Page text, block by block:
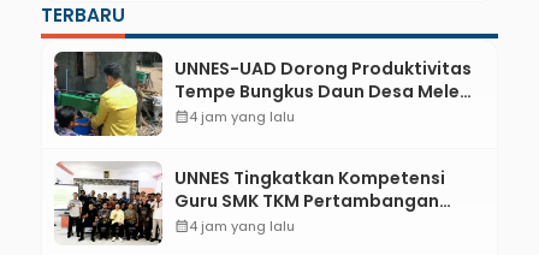
TERBARU
UNNES-UAD Dorong Produktivitas
Tempe Bungkus Daun Desa Meles,
Bantu Mesin dan Pendampingan
calendar_month4 jam yang lalu
UNNES Tingkatkan Kompetensi
Guru SMK TKM Pertambangan
Kebumen melalui Desain Green
calendar_month4 jam yang lalu